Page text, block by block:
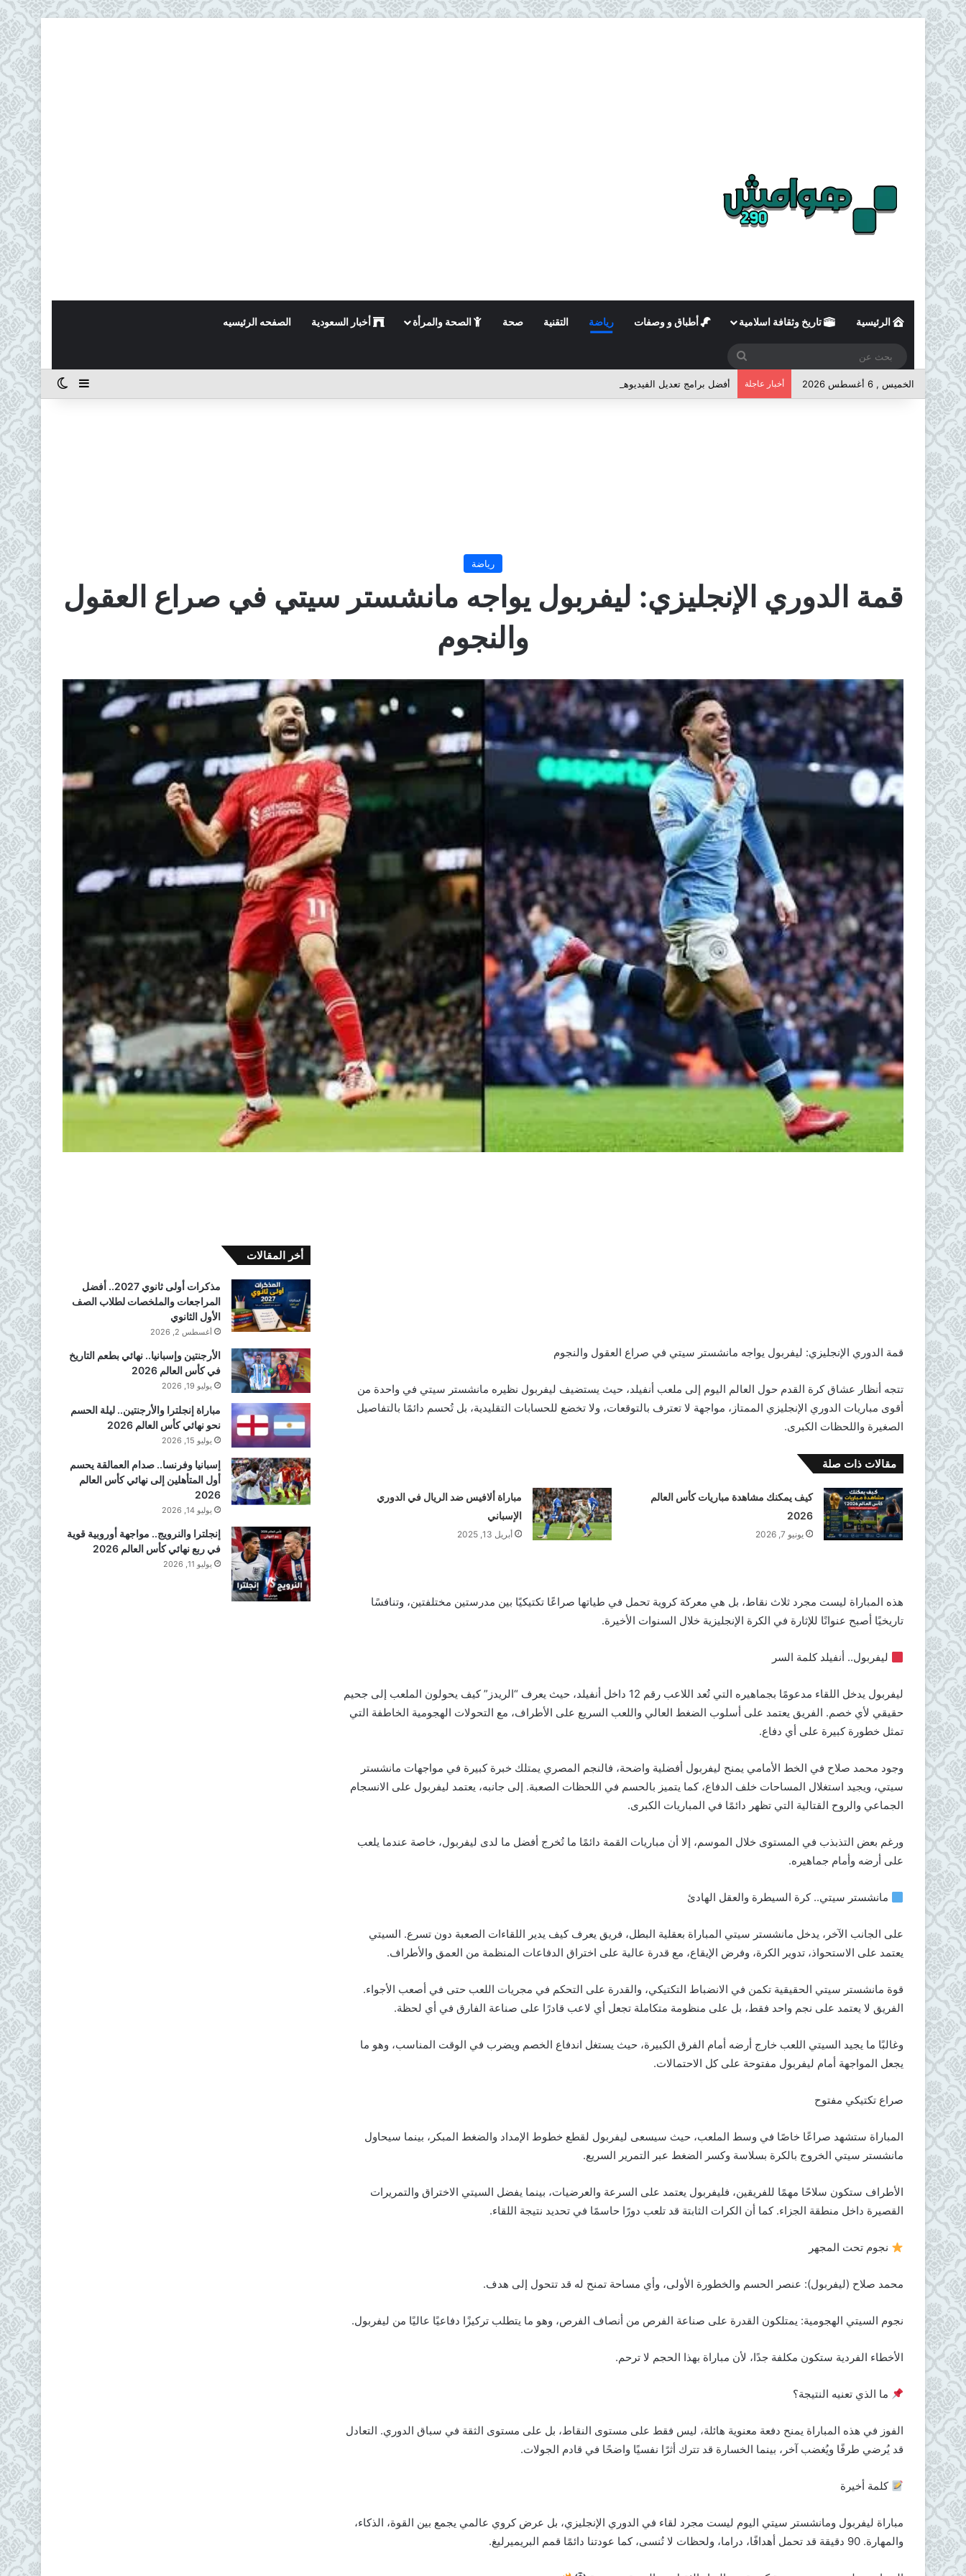
الرئيسية تاريخ وثقافة اسلامية أطباق و وصفات رياضة التقنية صحة الصحة والمرأة أخبار السعودية الصفحه الرئيسيه
عن
الخميس , 6 أغسطس 2026 أخبار عاجلة أفضل برامج تعديل الفيديوهات: دليلك الشامل لصناعة فيديو احترافي إضافة عمود
الوضع
رياضة
قمة الدوري الإنجليزي: ليفربول يواجه مانشستر سيتي في صراع العقول
والنجوم
قمة الدوري الإنجليزي: ليفربول يواجه مانشستر سيتي في صراع العقول والنجوم
تتجه أنظار عشاق كرة القدم حول العالم اليوم إلى ملعب أنفيلد، حيث يستضيف ليفربول نظيره مانشستر سيتي في واحدة من
أقوى مباريات الدوري الإنجليزي الممتاز، مواجهة لا تعترف بالتوقعات، ولا تخضع للحسابات التقليدية، بل تُحسم دائمًا بالتفاصيل
الصغيرة واللحظات الكبرى.
مقالات ذات صلة
كيف يمكنك مشاهدة مباريات كأس العالم
2026
يونيو 7, 2026
مباراة ألافيس ضد الريال في الدوري
الإسباني
أبريل 13, 2025
هذه المباراة ليست مجرد ثلاث نقاط، بل هي معركة كروية تحمل في طياتها صراعًا تكتيكيًا بين مدرستين مختلفتين، وتنافسًا
تاريخيًا أصبح عنوانًا للإثارة في الكرة الإنجليزية خلال السنوات الأخيرة.
ليفربول.. أنفيلد كلمة السر
ليفربول يدخل اللقاء مدعومًا بجماهيره التي تُعد اللاعب رقم 12 داخل أنفيلد، حيث يعرف “الريدز” كيف يحولون الملعب إلى جحيم
حقيقي لأي خصم. الفريق يعتمد على أسلوب الضغط العالي واللعب السريع على الأطراف، مع التحولات الهجومية الخاطفة التي
تمثل خطورة كبيرة على أي دفاع.
وجود محمد صلاح في الخط الأمامي يمنح ليفربول أفضلية واضحة، فالنجم المصري يمتلك خبرة كبيرة في مواجهات مانشستر
سيتي، ويجيد استغلال المساحات خلف الدفاع، كما يتميز بالحسم في اللحظات الصعبة. إلى جانبه، يعتمد ليفربول على الانسجام
الجماعي والروح القتالية التي تظهر دائمًا في المباريات الكبرى.
ورغم بعض التذبذب في المستوى خلال الموسم، إلا أن مباريات القمة دائمًا ما تُخرج أفضل ما لدى ليفربول، خاصة عندما يلعب
على أرضه وأمام جماهيره.
مانشستر سيتي.. كرة السيطرة والعقل الهادئ
على الجانب الآخر، يدخل مانشستر سيتي المباراة بعقلية البطل، فريق يعرف كيف يدير اللقاءات الصعبة دون تسرع. السيتي
يعتمد على الاستحواذ، تدوير الكرة، وفرض الإيقاع، مع قدرة عالية على اختراق الدفاعات المنظمة من العمق والأطراف.
قوة مانشستر سيتي الحقيقية تكمن في الانضباط التكتيكي، والقدرة على التحكم في مجريات اللعب حتى في أصعب الأجواء.
الفريق لا يعتمد على نجم واحد فقط، بل على منظومة متكاملة تجعل أي لاعب قادرًا على صناعة الفارق في أي لحظة.
وغالبًا ما يجيد السيتي اللعب خارج أرضه أمام الفرق الكبيرة، حيث يستغل اندفاع الخصم ويضرب في الوقت المناسب، وهو ما
يجعل المواجهة أمام ليفربول مفتوحة على كل الاحتمالات.
صراع تكتيكي مفتوح
المباراة ستشهد صراعًا خاصًا في وسط الملعب، حيث سيسعى ليفربول لقطع خطوط الإمداد والضغط المبكر، بينما سيحاول
مانشستر سيتي الخروج بالكرة بسلاسة وكسر الضغط عبر التمرير السريع.
الأطراف ستكون سلاحًا مهمًا للفريقين، فليفربول يعتمد على السرعة والعرضيات، بينما يفضل السيتي الاختراق والتمريرات
القصيرة داخل منطقة الجزاء. كما أن الكرات الثابتة قد تلعب دورًا حاسمًا في تحديد نتيجة اللقاء.
نجوم تحت المجهر
محمد صلاح (ليفربول): عنصر الحسم والخطورة الأولى، وأي مساحة تمنح له قد تتحول إلى هدف.
نجوم السيتي الهجومية: يمتلكون القدرة على صناعة الفرص من أنصاف الفرص، وهو ما يتطلب تركيزًا دفاعيًا عاليًا من ليفربول.
الأخطاء الفردية ستكون مكلفة جدًا، لأن مباراة بهذا الحجم لا ترحم.
ما الذي تعنيه النتيجة؟
الفوز في هذه المباراة يمنح دفعة معنوية هائلة، ليس فقط على مستوى النقاط، بل على مستوى الثقة في سباق الدوري. التعادل
قد يُرضي طرفًا ويُغضب آخر، بينما الخسارة قد تترك أثرًا نفسيًا واضحًا في قادم الجولات.
كلمة أخيرة
مباراة ليفربول ومانشستر سيتي اليوم ليست مجرد لقاء في الدوري الإنجليزي، بل عرض كروي عالمي يجمع بين القوة، الذكاء،
والمهارة. 90 دقيقة قد تحمل أهدافًا، دراما، ولحظات لا تُنسى، كما عودتنا دائمًا قمم البريميرليغ.
أخر المقالات
مذكرات أولى ثانوي 2027.. أفضل
المراجعات والملخصات لطلاب الصف
الأول الثانوي
أغسطس 2, 2026
الأرجنتين وإسبانيا.. نهائي بطعم التاريخ
في كأس العالم 2026
يوليو 19, 2026
مباراة إنجلترا والأرجنتين.. ليلة الحسم
نحو نهائي كأس العالم 2026
يوليو 15, 2026
إسبانيا وفرنسا.. صدام العمالقة يحسم
أول المتأهلين إلى نهائي كأس العالم
2026
يوليو 14, 2026
إنجلترا والنرويج.. مواجهة أوروبية قوية
في ربع نهائي كأس العالم 2026
يوليو 11, 2026